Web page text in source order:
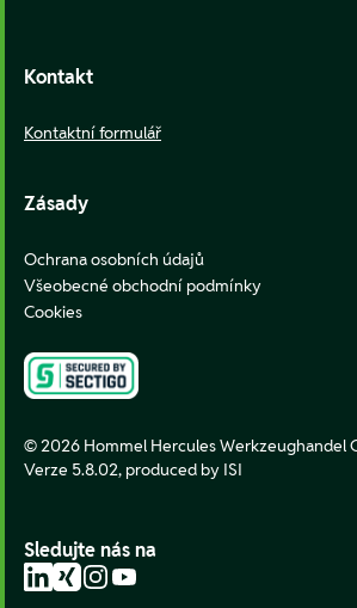
Kontakt
Kontaktní formulář
Zásady
Ochrana osobních údajů
Všeobecné obchodní podmínky
Cookies
© 2026 Hommel Hercules Werkzeughandel
Verze 5.8.02, produced by ISI
Sledujte nás na
LinkedIn
XingInstagram
YouTube